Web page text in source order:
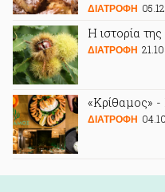
ΔΙΑΤΡΟΦΗ
Η ιστορία
ΔΙΑΤΡΟΦΗ
«Κρίθαμος»
ΔΙΑΤΡΟΦΗ